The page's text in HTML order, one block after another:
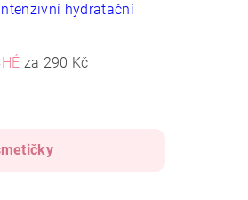
hydratační
za 290 Kč